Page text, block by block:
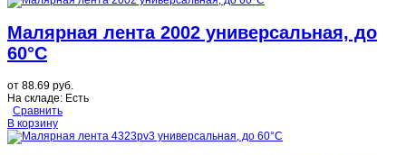
Малярная лента 2002 универсальная, до
60°C
от 88.69 руб.
На складе: Есть
Сравнить
В корзину